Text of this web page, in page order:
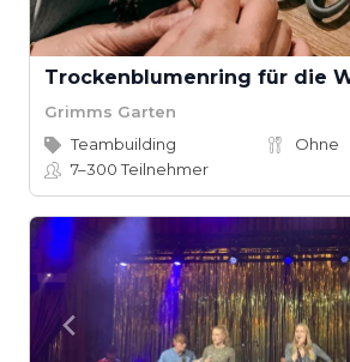
Trockenblumenring für die
Grimms Garten
Teambuilding
Ohne
7–300Teilnehmer